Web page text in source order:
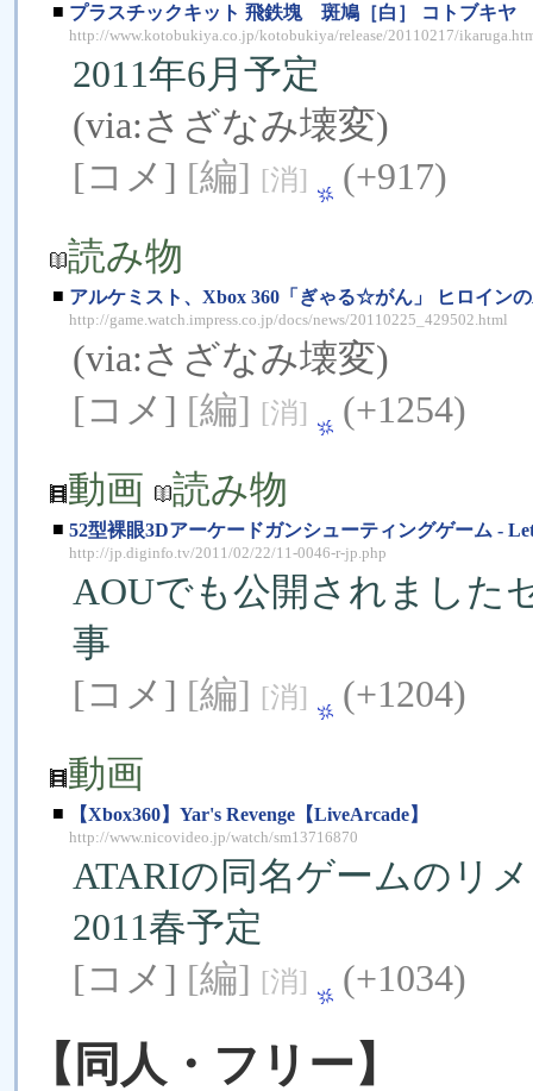
■ プラスチックキット 飛鉄塊 斑鳩［白］ コトブキヤ
http://www.kotobukiya.co.jp/kotobukiya/release/20110217/
2011年6月予定
(via:さざなみ壊変)
[コメ] [編] [消]
(+917)
読み物
■ アルケミスト、Xbox 360「ぎゃる☆がん」 ヒロイン
http://game.watch.impress.co.jp/docs/news/20110225_429502.html
(via:さざなみ壊変)
[コメ] [編] [消]
(+1254)
動画
読み物
■ 52型裸眼3Dアーケードガンシューティングゲーム -
http://jp.diginfo.tv/2011/02/22/11-0046-r-jp.php
AOUでも公開されました
事
[コメ] [編] [消]
(+1204)
動画
■ 【Xbox360】Yar's Revenge【LiveArcade】
http://www.nicovideo.jp/watch/sm13716870
ATARIの同名ゲームのリ
2011春予定
[コメ] [編] [消] (+1034)
【同人・フリー】